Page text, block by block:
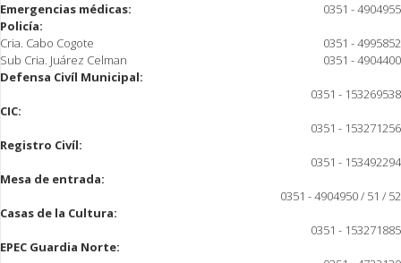
Emergencias médicas:
0351 - 4904955
Policía:
Cria. Cabo Cogote
0351 - 4995852
Sub Cria. Juárez Celman
0351 - 4904400
Defensa Civíl Municipal:
0351 - 153269538
CIC:
0351 - 153271256
Registro Civíl:
0351 - 153492294
Mesa de entrada:
0351 - 4904950 / 51 / 52
Casas de la Cultura:
0351 - 153271885
EPEC Guardia Norte: